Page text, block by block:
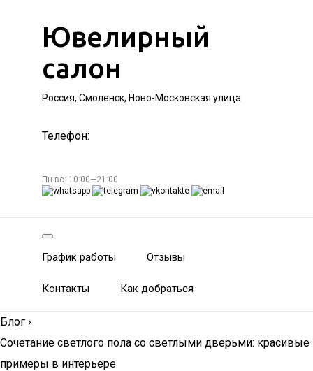
Ювелирный
салон
Россия, Смоленск, Ново-Московская улица
Телефон:
Пн-вс: 10:00—21:00
График работы Отзывы
Контакты Как добраться
Блог ›
Сочетание светлого пола со светлыми дверьми: красивые
примеры в интерьере